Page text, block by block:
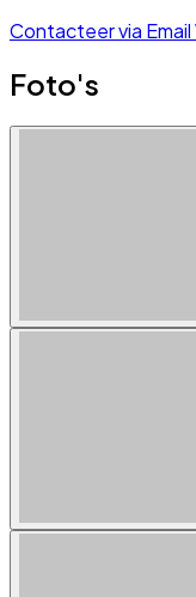
Contacteer via Email
Foto's